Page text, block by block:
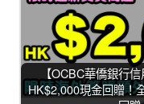
【OCBC華僑銀行
HK$2,000現金回贈！